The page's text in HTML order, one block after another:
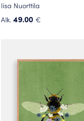
Iisa Nuorttila
Alk. 49.00 €
useampi
muunnelma.
valinnat